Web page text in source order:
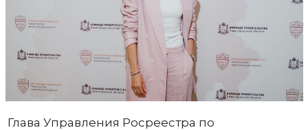
Глава Управления Росреестра по